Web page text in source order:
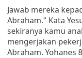
Jawab mereka
Abraham." Kata
sekiranya kamu
mengerjakan
Abraham. Yohanes